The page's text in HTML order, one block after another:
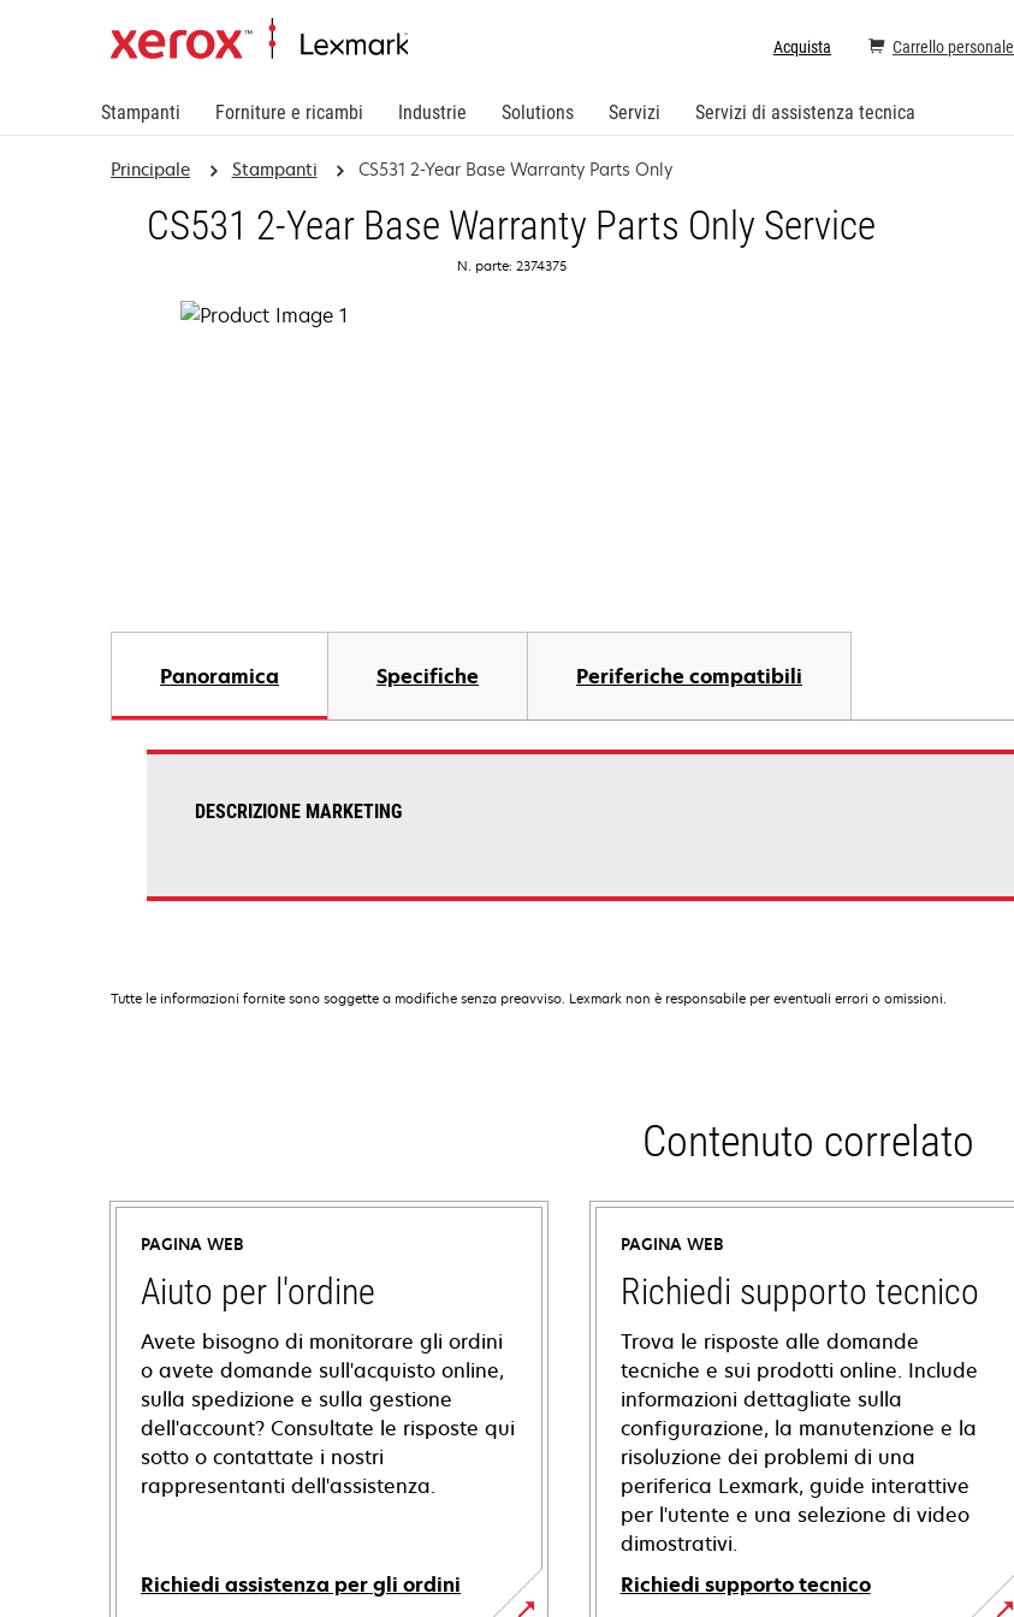
Stampanti Forniture e ricambi Industrie Solutions Servizi Servizi di assistenza tecnica
Carrello personale
Acquista
Principale Stampanti CS531 2-Year Base Warranty Parts Only
CS531 2-Year Base Warranty Parts Only Service
N. parte: 2374375
Panoramica Specifiche Periferiche compatibili
DESCRIZIONE MARKETING
Tutte le informazioni fornite sono soggette a modifiche senza preavviso. Lexmark non è responsabile per eventuali errori o omissioni.
Contenuto correlato
PAGINA WEB
Aiuto per l'ordine
Avete bisogno di monitorare gli ordini
o avete domande sull'acquisto online,
sulla spedizione e sulla gestione
dell'account? Consultate le risposte qui
sotto o contattate i nostri
rappresentanti dell'assistenza.
Richiedi assistenza per gli ordini
PAGINA WEB
Richiedi supporto tecnico
Trova le risposte alle domande
tecniche e sui prodotti online. Include
informazioni dettagliate sulla
configurazione, la manutenzione e la
risoluzione dei problemi di una
periferica Lexmark, guide interattive
per l'utente e una selezione di video
dimostrativi.
Richiedi supporto tecnico